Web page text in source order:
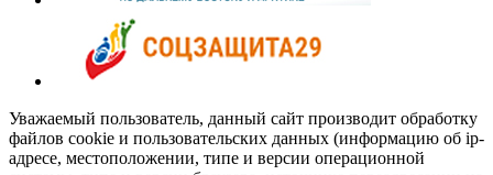
Уважаемый пользователь, данный сайт производит обработку
файлов cookie и пользовательских данных (информацию об ip-
адресе, местоположении, типе и версии операционной